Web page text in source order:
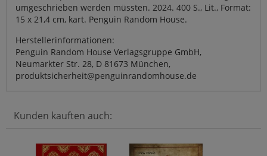
umgeschrieben werden müssten. 2024. 400 S., Lit., Format:
15 x 21,4 cm, kart. Penguin Random House.
Herstellerinformationen:
Penguin Random House Verlagsgruppe GmbH,
Neumarkter Str. 28, D 81673 München,
produktsicherheit@penguinrandomhouse.de
Kunden kauften auch: